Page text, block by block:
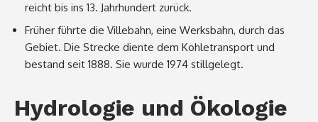
reicht bis ins 13. Jahrhundert zurück.
Früher führte die Villebahn, eine Werksbahn, durch das
Gebiet. Die Strecke diente dem Kohletransport und
bestand seit 1888. Sie wurde 1974 stillgelegt.
Hydrologie und Ökologie